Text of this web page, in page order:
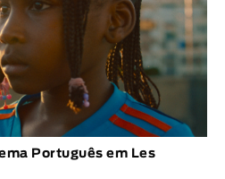
Português em Les